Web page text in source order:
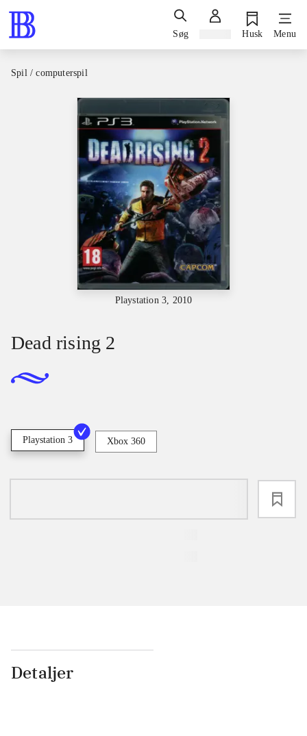
Søg Husk Menu
Spil / computerspil
Playstation 3, 2010
Dead rising 2
Playstation 3 Xbox 360
Detaljer